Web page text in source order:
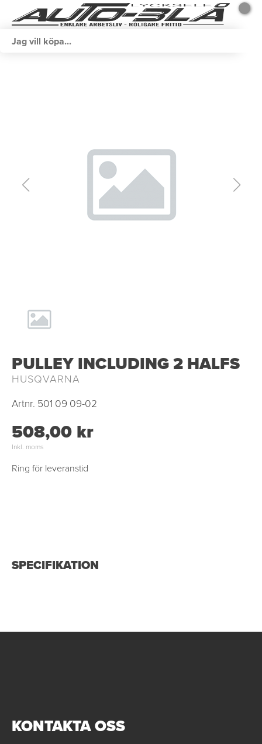
PULLEY INCLUDING 2 HALFS
HUSQVARNA
Artnr. 501 09 09-02
508,00 kr
Inkl. moms
Ring för leveranstid
SPECIFIKATION
KONTAKTA OSS